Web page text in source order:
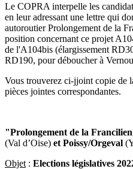
Le COPRA interpelle les
en leur adressant une lettre qui
autoroutier Prolongement de la
position concernant ce projet
de l'A104bis (élargissement
RD190, pour déboucher à
Vous trouverez ci-jjoint copie de
pièces jointes correspondantes.
"Prolongement de la
(Val d’Oise) et Poissy/Orgeval
Objet : Elections législatives